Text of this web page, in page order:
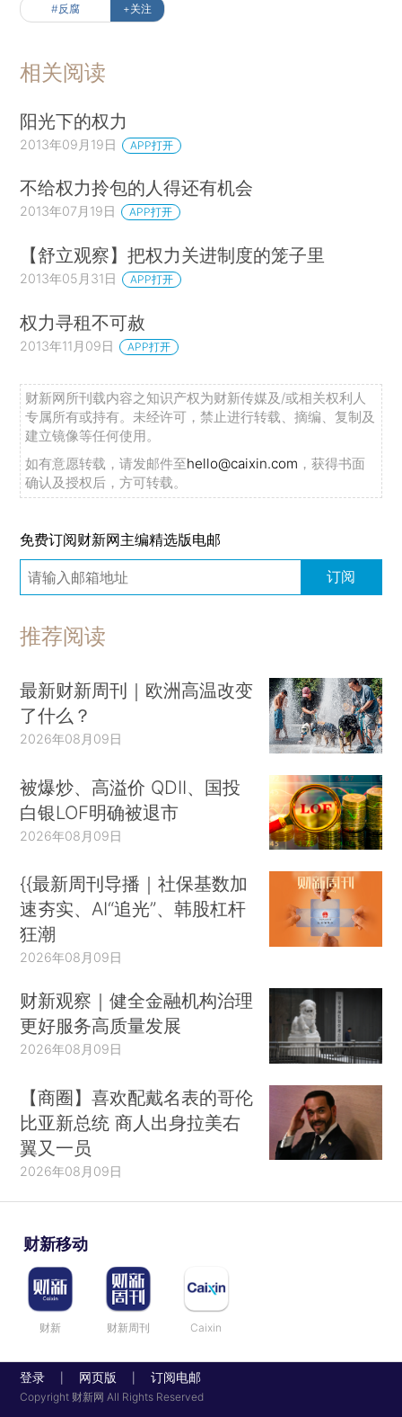
#反腐 +关注
相关阅读
阳光下的权力
2013年09月19日 APP打开
不给权力拎包的人得还有机会
2013年07月19日 APP打开
【舒立观察】把权力关进制度的笼子里
2013年05月31日 APP打开
权力寻租不可赦
2013年11月09日 APP打开
财新网所刊载内容之知识产权为财新传媒及/或相关权利人
专属所有或持有。未经许可，禁止进行转载、摘编、复制及
建立镜像等任何使用。
如有意愿转载，请发邮件至hello@caixin.com ，获得书面
确认及授权后，方可转载。
免费订阅财新网主编精选版电邮
订阅
推荐阅读
最新财新周刊｜欧洲高温改变
了什么？
2026年08月09日
被爆炒、高溢价 QDII、国投
白银LOF明确被退市
2026年08月09日
{{最新周刊导播｜社保基数加
速夯实、AI“追光”、韩股杠杆
狂潮
2026年08月09日
财新观察｜健全金融机构治理
更好服务高质量发展
2026年08月09日
【商圈】喜欢配戴名表的哥伦
比亚新总统 商人出身拉美右
翼又一员
2026年08月09日
财新移动
财新 财新周刊 Caixin
登录 网页版 订阅电邮
Copyright 财新网 All Rights Reserved